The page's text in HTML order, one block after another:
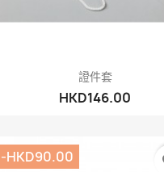
快速查看
證件套
HKD146.00
-HKD90.00